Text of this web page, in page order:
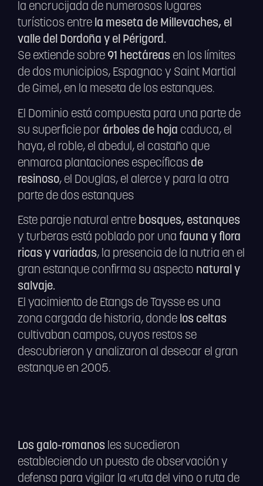
la encrucijada de numerosos lugares
turísticos entre la meseta de Millevaches, el
valle del Dordoña y el Périgord.
Se extiende sobre 91 hectáreas en los límites
de dos municipios, Espagnac y Saint Martial
de Gimel, en la meseta de los estanques.
El Dominio está compuesta para una parte de
su superficie por árboles de hoja caduca, el
haya, el roble, el abedul, el castaño que
enmarca plantaciones específicas de
resinoso, el Douglas, el alerce y para la otra
parte de dos estanques
Este paraje natural entre bosques, estanques
y turberas está poblado por una fauna y flora
ricas y variadas, la presencia de la nutria en el
gran estanque confirma su aspecto natural y
salvaje.
El yacimiento de Etangs de Taysse es una
zona cargada de historia, donde los celtas
cultivaban campos, cuyos restos se
descubrieron y analizaron al desecar el gran
estanque en 2005.
Los galo-romanos les sucedieron
estableciendo un puesto de observación y
defensa para vigilar la «ruta del vino o ruta de